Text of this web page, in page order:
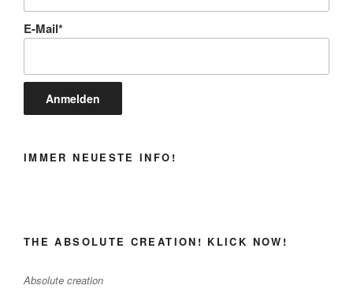
E-Mail*
IMMER NEUESTE INFO!
THE ABSOLUTE CREATION! KLICK NOW!
Absolute creation